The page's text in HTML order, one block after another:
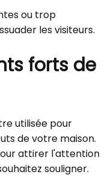
ou trop
les visiteurs.
forts de
utilisée pour
de votre maison.
attirer l'attention
souligner.